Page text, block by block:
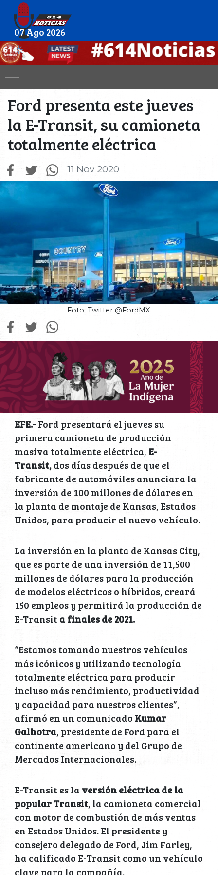
07 Ago 2026
Ford presenta este jueves
la E-Transit, su camioneta
totalmente eléctrica
11 Nov 2020
Foto: Twitter @FordMX.
EFE.-Ford presentará el jueves su
primera camioneta de producción
masiva totalmente eléctrica, E-
Transit,dos días después de que el
fabricante de automóviles anunciara la
inversión de 100 millones de dólares en
la planta de montaje de Kansas, Estados
Unidos, para producir el nuevo vehículo.
La inversión en la planta de Kansas City,
que es parte de una inversión de 11,500
millones de dólares para la producción
de modelos eléctricos o híbridos, creará
150 empleos y permitirá la producción de
E-Transita finales de 2021.
“Estamos tomando nuestros vehículos
más icónicos y utilizando tecnología
totalmente eléctrica para producir
incluso más rendimiento, productividad
y capacidad para nuestros clientes”,
afirmó en un comunicado Kumar
Galhotra, presidente de Ford para el
continente americano y del Grupo de
Mercados Internacionales.
E-Transit es la versión eléctrica de la
popular Transit, la camioneta comercial
con motor de combustión de más ventas
en Estados Unidos. El presidente y
consejero delegado de Ford, Jim Farley,
ha calificado E-Transit como un vehículo
clave para la compañía.